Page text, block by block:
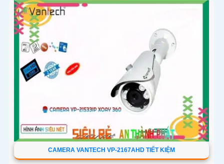
CAMERA VANTECH VP-2167AHD TIẾT KIỆM